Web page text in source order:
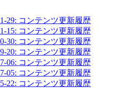
29: コンテンツ更新履歴
15: コンテンツ更新履歴
30: コンテンツ更新履歴
20: コンテンツ更新履歴
06: コンテンツ更新履歴
05: コンテンツ更新履歴
22: コンテンツ更新履歴